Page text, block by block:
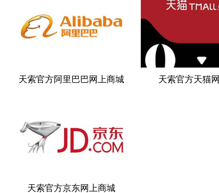
天索官方阿里巴巴网上商城 天索官方天猫
天索官方京东网上商城